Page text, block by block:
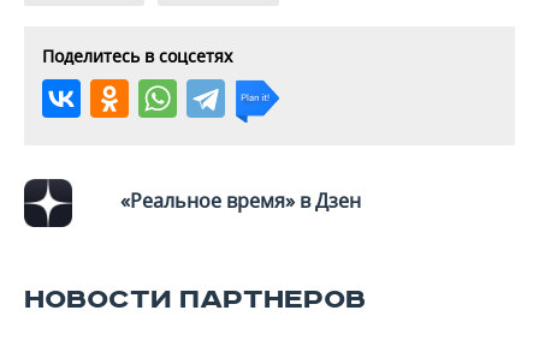
Поделитесь в соцсетях
«Реальное время» в Дзен
НОВОСТИ ПАРТНЕРОВ